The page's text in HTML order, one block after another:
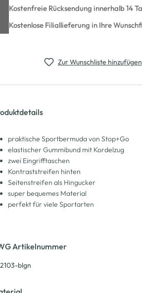
Kostenfreie Rücksendung innerhalb 14
Kostenlose Filiallieferung in Ihre
Zur Wunschliste hinzufügen
praktische Sportbermuda von Stop+Go
elastischer Gummibund mit Kordelzug
zwei Eingrifftaschen
Kontraststreifen hinten
Seitenstreifen als Hingucker
super bequemes Material
perfekt für viele Sportarten
Artikelnummer
blgn